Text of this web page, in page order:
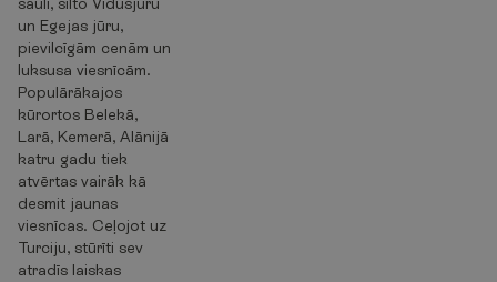
un Egejas jūru,
pievilcīgām cenām un
luksusa viesnīcām.
Populārākajos
kūrortos Belekā,
Larā, Kemerā, Alānijā
katru gadu tiek
atvērtas vairāk kā
desmit jaunas
viesnīcas. Ceļojot uz
Turciju, stūrīti sev
atradīs laiskas